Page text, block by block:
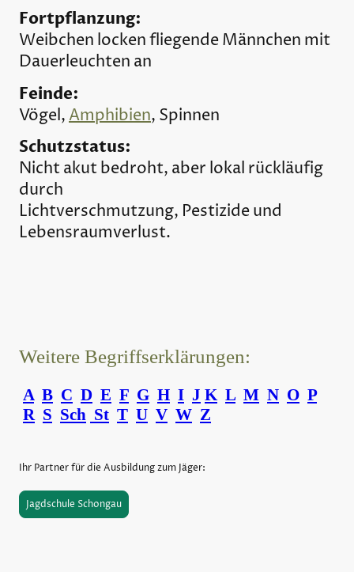
Fortpflanzung:
Weibchen locken fliegende Männchen mit
Dauerleuchten an
Feinde:
Vögel,Amphibien, Spinnen
Schutzstatus:
Nicht akut bedroht, aber lokal rückläufig
durch
Lichtverschmutzung, Pestizide und
Lebensraumverlust.
Weitere Begriffserklärungen:
A B C D E F G H I J K L M N O P
R S Sch St T U V W Z
Ihr Partner für die Ausbildung zum Jäger:
Jagdschule Schongau